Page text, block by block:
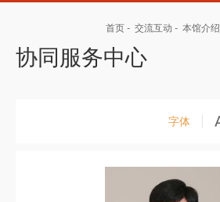
首页 - 交流互动 - 本馆介绍
协同服务中心
字体